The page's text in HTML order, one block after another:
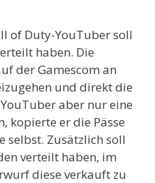
of Duty-YouTuber soll
haben. Die
der Gamescom an
und direkt die
aber nur eine
kopierte er die Pässe
selbst. Zusätzlich soll
verteilt haben, im
diese verkauft zu